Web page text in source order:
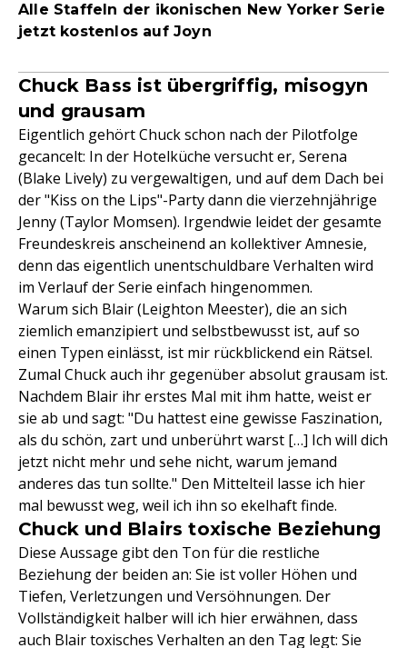
Alle Staffeln der ikonischen New Yorker Serie
jetzt kostenlos auf Joyn
Chuck Bass ist übergriffig, misogyn
und grausam
Eigentlich gehört Chuck schon nach der Pilotfolge
gecancelt: In der Hotelküche versucht er, Serena
(Blake Lively) zu vergewaltigen, und auf dem Dach bei
der "Kiss on the Lips"-Party dann die vierzehnjährige
Jenny (Taylor Momsen). Irgendwie leidet der gesamte
Freundeskreis anscheinend an kollektiver Amnesie,
denn das eigentlich unentschuldbare Verhalten wird
im Verlauf der Serie einfach hingenommen.
Warum sich Blair (Leighton Meester), die an sich
ziemlich emanzipiert und selbstbewusst ist, auf so
einen Typen einlässt, ist mir rückblickend ein Rätsel.
Zumal Chuck auch ihr gegenüber absolut grausam ist.
Nachdem Blair ihr erstes Mal mit ihm hatte, weist er
sie ab und sagt: "Du hattest eine gewisse Faszination,
als du schön, zart und unberührt warst […] Ich will dich
jetzt nicht mehr und sehe nicht, warum jemand
anderes das tun sollte." Den Mittelteil lasse ich hier
mal bewusst weg, weil ich ihn so ekelhaft finde.
Chuck und Blairs toxische Beziehung
Diese Aussage gibt den Ton für die restliche
Beziehung der beiden an: Sie ist voller Höhen und
Tiefen, Verletzungen und Versöhnungen. Der
Vollständigkeit halber will ich hier erwähnen, dass
auch Blair toxisches Verhalten an den Tag legt: Sie